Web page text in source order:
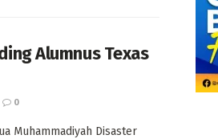
Alumnus Texas
0
Muhammadiyah Disaster